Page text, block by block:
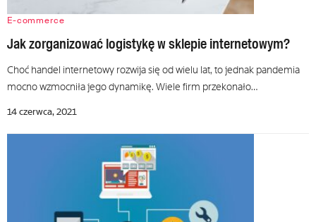
E-commerce
Jak zorganizować logistykę w sklepie internetowym?
Choć handel internetowy rozwija się od wielu lat, to jednak pandemia
mocno wzmocniła jego dynamikę. Wiele firm przekonało…
14 czerwca, 2021